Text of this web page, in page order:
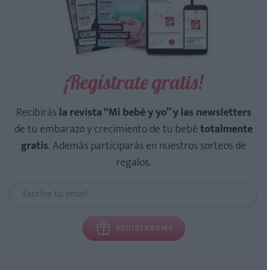
¡Regístrate gratis!
Recibirásla revista “Mi bebé y yo” y las newsletters
de tu embarazo y crecimiento de tu bebétotalmente
gratis. Además participarás en nuestros sorteos de
regalos.
REGISTRARME